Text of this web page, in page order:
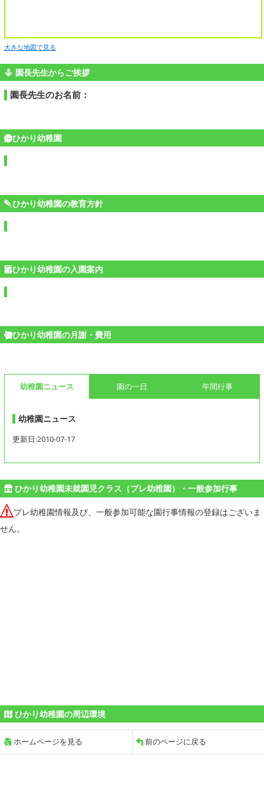
大きな地図で見る
園長先生からご挨拶
園長先生のお名前：
ひかり幼稚園
ひかり幼稚園の教育方針
ひかり幼稚園の入園案内
ひかり幼稚園の月謝・費用
幼稚園ニュース 園の一日 年間行事
幼稚園ニュース
更新日:2010-07-17
ひかり幼稚園未就園児クラス（プレ幼稚園）・一般参加行事
プレ幼稚園情報及び、一般参加可能な園行事情報の登録はございま
せん。
ひかり幼稚園の周辺環境
ホームページを見る 前のページに戻る